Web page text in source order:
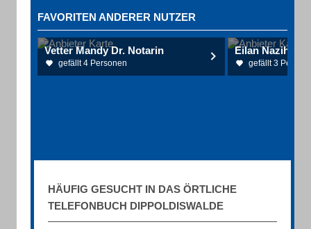
FAVORITEN ANDERER NUTZER
Vetter Mandy Dr. Notarin
gefällt 4 Personen
Eilan Nazih
gefällt 3
HÄUFIG GESUCHT IN DAS ÖRTLICHE
TELEFONBUCH DIPPOLDISWALDE